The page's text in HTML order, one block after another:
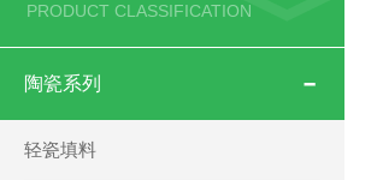
PRODUCT CLASSIFICATION
陶瓷系列
轻瓷填料